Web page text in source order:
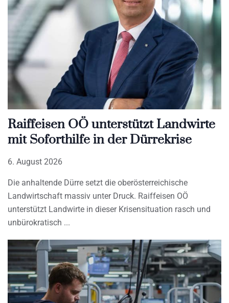
Raiffeisen OÖ unterstützt Landwirte
mit Soforthilfe in der Dürrekrise
6. August 2026
Die anhaltende Dürre setzt die oberösterreichische
Landwirtschaft massiv unter Druck. Raiffeisen OÖ
unterstützt Landwirte in dieser Krisensituation rasch und
unbürokratisch